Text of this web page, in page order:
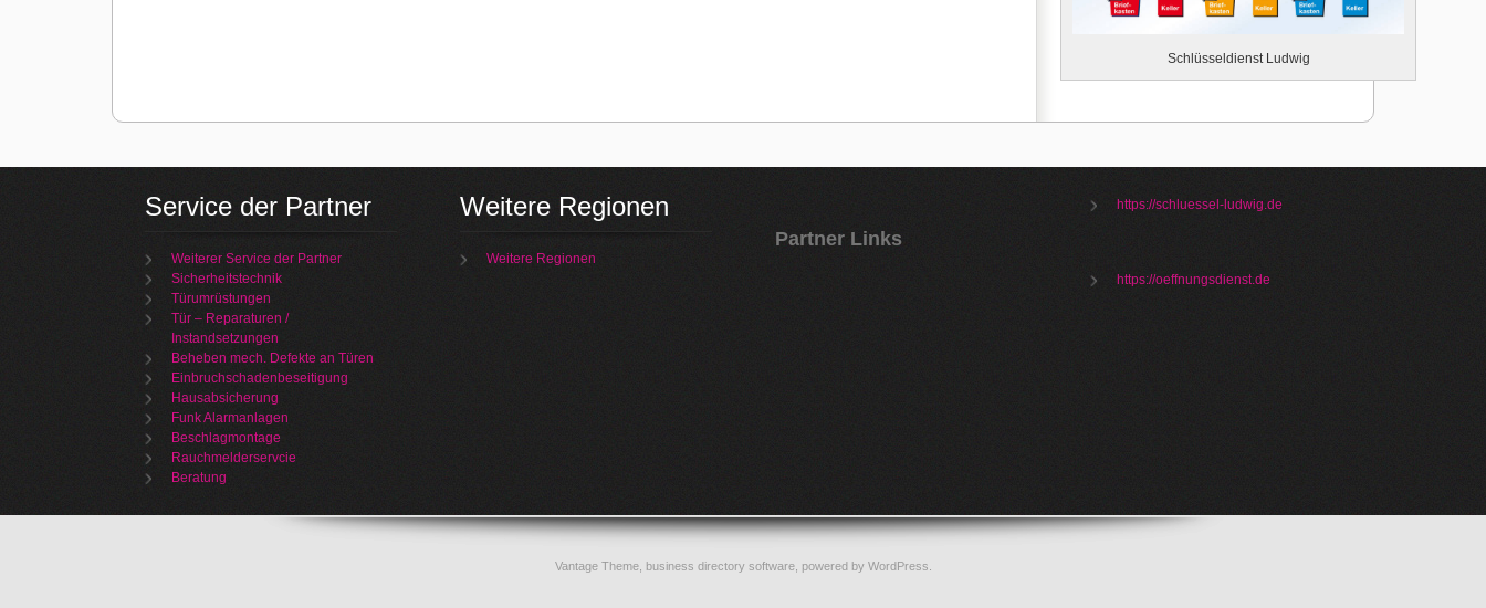
Schlüsseldienst Ludwig
Service der Partner
Weiterer Service der Partner
Sicherheitstechnik
Türumrüstungen
Tür – Reparaturen /
Instandsetzungen
Beheben mech. Defekte an Türen
Einbruchschadenbeseitigung
Hausabsicherung
Funk Alarmanlagen
Beschlagmontage
Rauchmelderservcie
Beratung
Weitere Regionen
Weitere Regionen
Partner Links
https://schluessel-ludwig.de
https://oeffnungsdienst.de
Vantage Theme, business directory software, powered by WordPress